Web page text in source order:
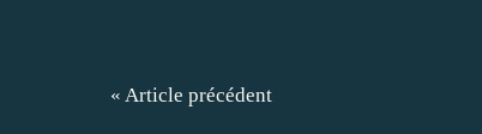
« Article précédent